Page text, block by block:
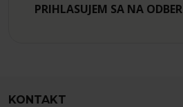
PRIHLASUJEM SA NA ODBER
KONTAKT